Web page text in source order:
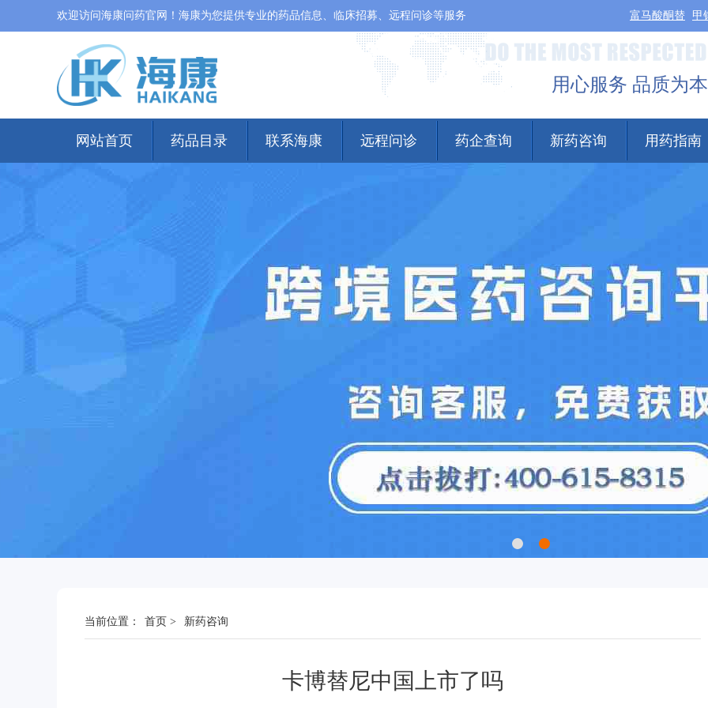
欢迎访问海康问药官网！海康为您提供专业的药品信息、临床招募、远程问诊等服务 富马酸酮替 甲
用心服务 品质为本
网站首页 药品目录 联系海康 远程问诊 药企查询 新药咨询 用药指南
当前位置： 首页 > 新药咨询
卡博替尼中国上市了吗